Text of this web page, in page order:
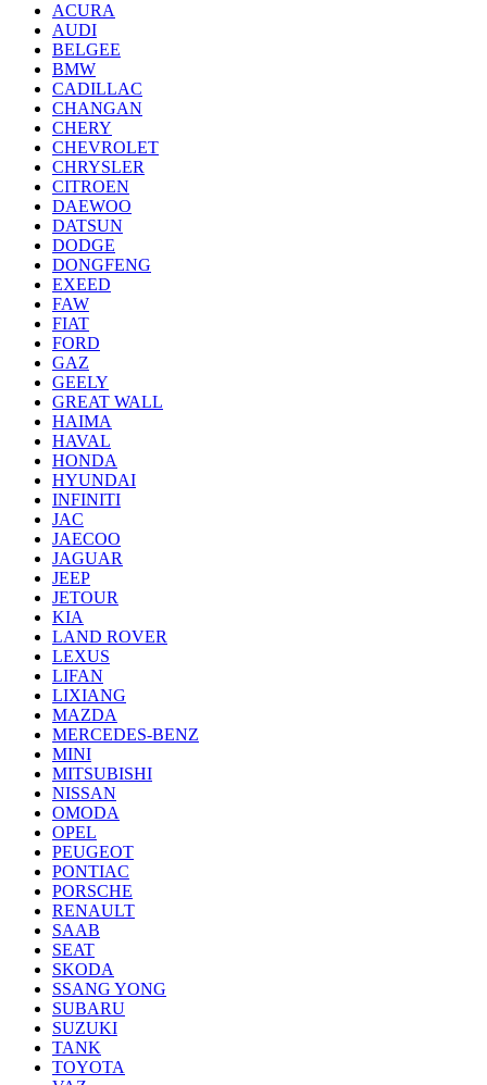
ACURA
AUDI
BELGEE
BMW
CADILLAC
CHANGAN
CHERY
CHEVROLET
CHRYSLER
CITROEN
DAEWOO
DATSUN
DODGE
DONGFENG
EXEED
FAW
FIAT
FORD
GAZ
GEELY
GREAT WALL
HAIMA
HAVAL
HONDA
HYUNDAI
INFINITI
JAC
JAECOO
JAGUAR
JEEP
JETOUR
KIA
LAND ROVER
LEXUS
LIFAN
LIXIANG
MAZDA
MERCEDES-BENZ
MINI
MITSUBISHI
NISSAN
OMODA
OPEL
PEUGEOT
PONTIAC
PORSCHE
RENAULT
SAAB
SEAT
SKODA
SSANG YONG
SUBARU
SUZUKI
TANK
TOYOTA